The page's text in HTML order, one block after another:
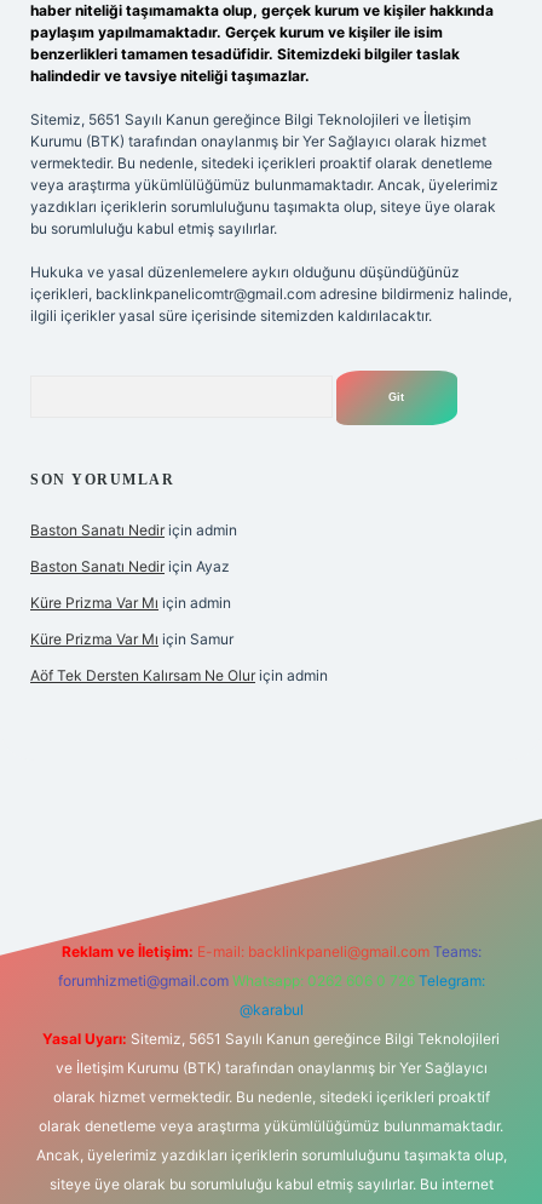
haber niteliği taşımamakta olup, gerçek kurum ve kişiler hakkında
paylaşım yapılmamaktadır. Gerçek kurum ve kişiler ile isim
benzerlikleri tamamen tesadüfidir. Sitemizdeki bilgiler taslak
halindedir ve tavsiye niteliği taşımazlar.
Sitemiz, 5651 Sayılı Kanun gereğince Bilgi Teknolojileri ve İletişim
Kurumu (BTK) tarafından onaylanmış bir Yer Sağlayıcı olarak hizmet
vermektedir. Bu nedenle, sitedeki içerikleri proaktif olarak denetleme
veya araştırma yükümlülüğümüz bulunmamaktadır. Ancak, üyelerimiz
yazdıkları içeriklerin sorumluluğunu taşımakta olup, siteye üye olarak
bu sorumluluğu kabul etmiş sayılırlar.
Hukuka ve yasal düzenlemelere aykırı olduğunu düşündüğünüz
içerikleri, backlinkpanelicomtr@gmail.com adresine bildirmeniz halinde,
ilgili içerikler yasal süre içerisinde sitemizden kaldırılacaktır.
SON YORUMLAR
Baston Sanatı Nedir için admin
Baston Sanatı Nedir için Ayaz
Küre Prizma Var Mı için admin
Küre Prizma Var Mı için Samur
Aöf Tek Dersten Kalırsam Ne Olur için admin
Reklam ve İletişim: E-mail: backlinkpaneli@gmail.com Teams:
forumhizmeti@gmail.com Whatsapp: 0262 606 0 726 Telegram:
@karabul
Yasal Uyarı: Sitemiz, 5651 Sayılı Kanun gereğince Bilgi Teknolojileri
ve İletişim Kurumu (BTK) tarafından onaylanmış bir Yer Sağlayıcı
olarak hizmet vermektedir. Bu nedenle, sitedeki içerikleri proaktif
olarak denetleme veya araştırma yükümlülüğümüz bulunmamaktadır.
Ancak, üyelerimiz yazdıkları içeriklerin sorumluluğunu taşımakta olup,
siteye üye olarak bu sorumluluğu kabul etmiş sayılırlar. Bu internet